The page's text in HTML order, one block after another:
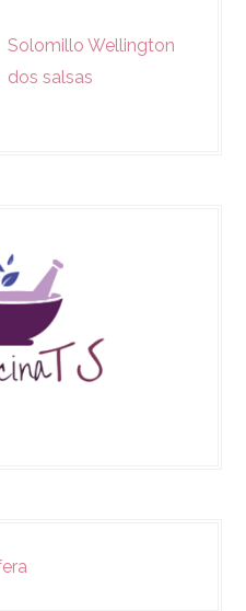
Solomillo Wellington
dos salsas